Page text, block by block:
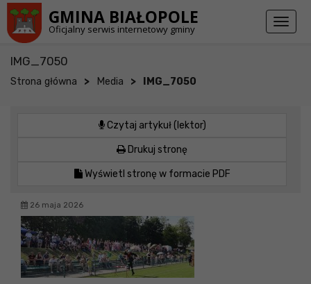
GMINA BIAŁOPOLE
Oficjalny serwis internetowy gminy
Toggle
IMG_7050
Strona główna > Media > IMG_7050
Czytaj artykuł (lektor)
Drukuj stronę
Wyświetl stronę w formacie PDF
26 maja 2026